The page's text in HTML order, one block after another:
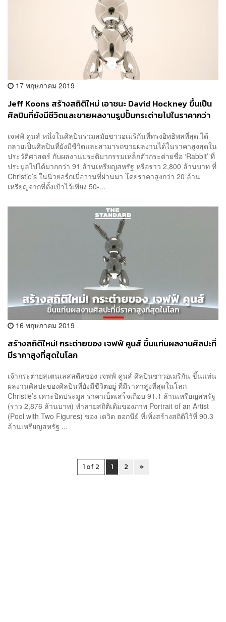
17 พฤษภาคม 2019
Jeff Koons สร้างสถิติใหม่ เอาชนะ David Hockney ขึ้นเป็น
ศิลปินที่ยังมีชีวิตและขายผลงานรูปปั้นกระต่ายไปในราคากว่า
เจฟฟ์ คูนส์ หนึ่งในศิลปินร่วมสมัยชาวอเมริกันที่ทรงอิทธิพลที่สุด ได้
กลายเป็นศิลปินที่ยังมีชีวิตและสามารถขายผลงานได้ในราคาสูงสุดใน
ประวัติศาสตร์ กับผลงานประติมากรรมเหล็กตัวกระต่ายชื่อ ‘Rabbit’ ที่
ประมูลไปได้มากกว่า 91 ล้านเหรียญสหรัฐ หรือราว 2,800 ล้านบาท ที่
Christie’s ในนิวยอร์กเมื่อวานที่ผ่านมา โดยราคาสูงกว่า 20 ล้าน
เหรียญจากที่ตั้งเป้าไว้เพียง 50-...
16 พฤษภาคม 2019
สร้างสถิติใหม่! กระต่ายของ เจฟฟ์ คูนส์ ขึ้นแท่นผลงานศิลปะที่
มีราคาสูงที่สุดในโลก
เจ้ากระต่ายสเตนเลสสตีลของ เจฟฟ์ คูนส์ ศิลปินชาวอเมริกัน ขึ้นแท่น
ผลงานศิลปะของศิลปินที่ยังมีชีวิตอยู่ ที่มีราคาสูงที่สุดในโลก
Christie’s เคาะปิดประมูล ราคาเบ็ดเสร็จเกือบ 91.1 ล้านเหรียญสหรัฐ
(ราว 2,876 ล้านบาท) ทำลายสถิติเดิมของภาพ Portrait of an Artist
(Pool with Two Figures) ของ เดวิด ฮอกนีย์ ที่เพิ่งสร้างสถิติไว้ที่ 90.3
ล้านเหรียญสหรัฐ ...
1 of 2 1 2 »